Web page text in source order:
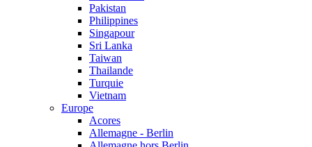
Pakistan
Philippines
Singapour
Sri Lanka
Taiwan
Thailande
Turquie
Vietnam
Europe
Acores
Allemagne - Berlin